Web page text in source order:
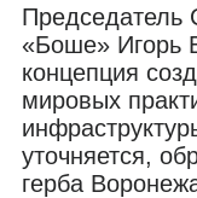
Председатель
«Боше» Игорь
концепция
мировых
уточняется,
герба